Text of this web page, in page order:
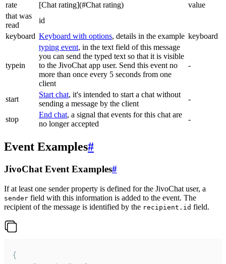
rate
[Chat rating](#Chat rating)
value
that was
read
id
keyboard Keyboard with options, details in the example keyboard
typein
typing event, in the text field of this message
you can send the typed text so that it is visible
to the JivoChat app user. Send this event no
more than once every 5 seconds from one
client
-
start
Start chat, it's intended to start a chat without
sending a message by the client
-
stop
End chat, a signal that events for this chat are
no longer accepted
-
Event Examples#
JivoChat Event Examples#
If at least one sender property is defined for the JivoChat user, a
sender field with this information is added to the event. The
recipient of the message is identified by the recipient.id field.
{